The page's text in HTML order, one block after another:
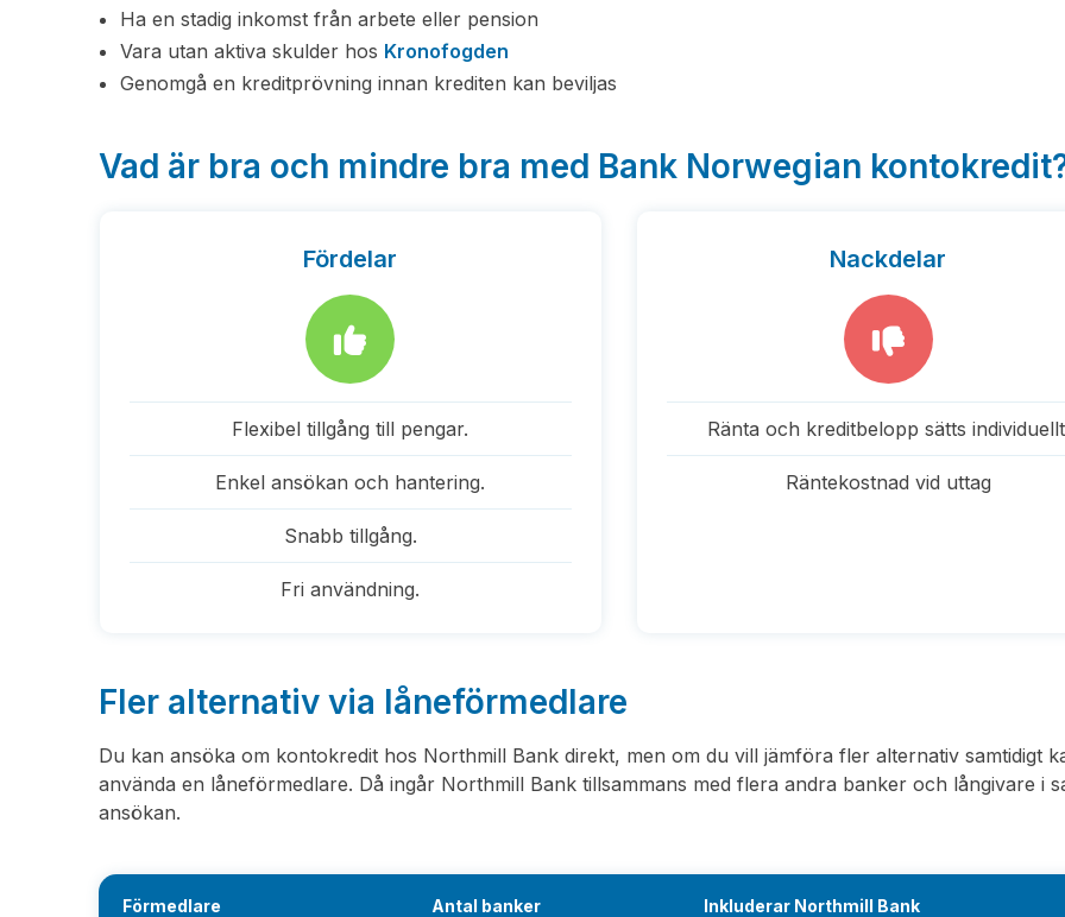
Ha en stadig inkomst från arbete eller pension
Vara utan aktiva skulder hos Kronofogden
Genomgå en kreditprövning innan krediten kan beviljas
Vad är bra och mindre bra med Bank Norwegian
Fördelar
Flexibel tillgång till pengar.
Enkel ansökan och hantering.
Snabb tillgång.
Fri användning.
Nackdelar
Ränta och kreditbelopp sätts
Räntekostnad vid uttag
Fler alternativ via låneförmedlare
Du kan ansöka om kontokredit hos Northmill Bank direkt, men om du vill jämföra fler alternativ samtidigt
använda en låneförmedlare. Då ingår Northmill Bank tillsammans med flera andra banker och långivare i
ansökan.
Förmedlare Antal banker Inkluderar Northmill Bank